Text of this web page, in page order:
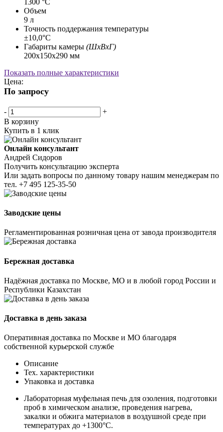
Объем
9 л
Точность поддержания температуры
±10,0°С
Габариты камеры (ШхВхГ)
200х150х290 мм
Показать полные характеристики
Цена:
По запросу
-
+
В корзину
Купить в 1 клик
Онлайн консультант
Андрей Сидоров
Получить консультацию эксперта
Или задать вопросы по данному товару нашим менеджерам по
тел. +7 495 125-35-50
Заводские цены
Регламентированная розничная цена от завода производителя
Бережная доставка
Надёжная доставка по Москве, МО и в любой город России и
Республики Казахстан
Доставка в день заказа
Оперативная доставка по Москве и МО благодаря
собственной курьерской службе
Описание
Тех. характеристики
Упаковка и доставка
Лабораторная муфельная печь для озоления, подготовки
проб в химическом анализе, проведения нагрева,
закалки и обжига материалов в воздушной среде при
температурах до +1300°С.